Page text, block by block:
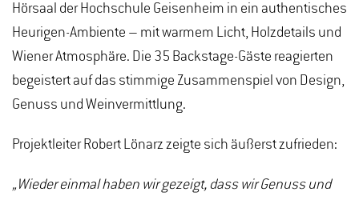
Hörsaal der Hochschule Geisenheim in ein authentisches
Heurigen-Ambiente – mit warmem Licht, Holzdetails und
Wiener Atmosphäre. Die 35 Backstage-Gäste reagierten
begeistert auf das stimmige Zusammenspiel von Design,
Genuss und Weinvermittlung.
Projektleiter Robert Lönarz zeigte sich äußerst zufrieden:
„Wieder einmal haben wir gezeigt, dass wir Genuss und